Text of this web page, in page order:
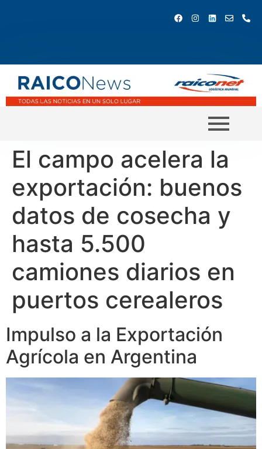
El campo acelera la
exportación: buenos
datos de cosecha y
hasta 5.500
camiones diarios en
puertos cerealeros
Impulso a la Exportación
Agrícola en Argentina